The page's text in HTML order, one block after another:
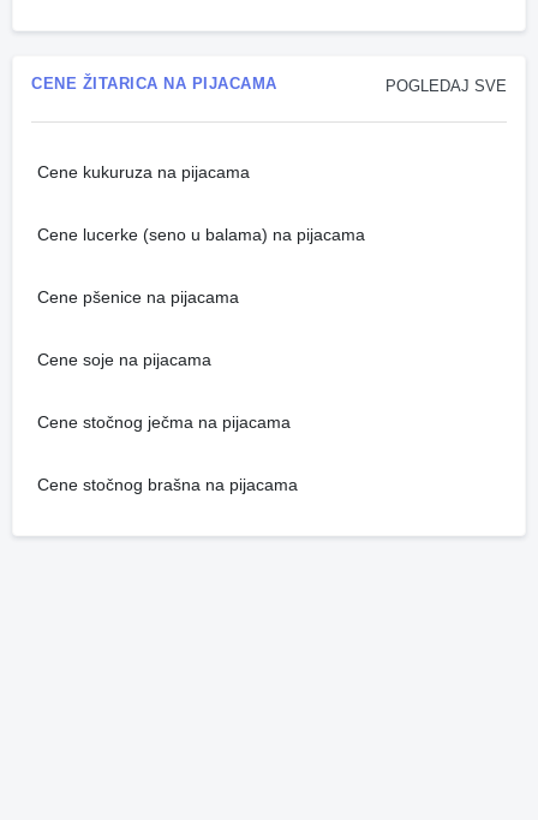
POGLEDAJ SVE
CENE ŽITARICA NA PIJACAMA
Cene kukuruza na pijacama
Cene lucerke (seno u balama) na pijacama
Cene pšenice na pijacama
Cene soje na pijacama
Cene stočnog ječma na pijacama
Cene stočnog brašna na pijacama